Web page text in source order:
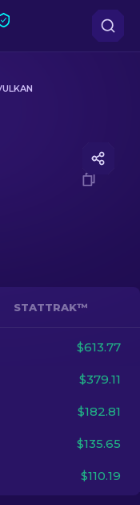
STATTRAK™
$613.77
$379.11
$182.81
$135.65
$110.19